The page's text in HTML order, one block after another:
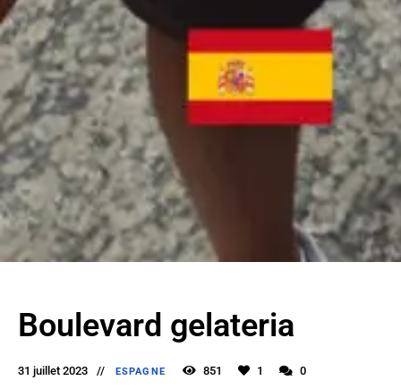
Boulevard gelateria
31 juillet 2023 ESPAGNE 851 1 0